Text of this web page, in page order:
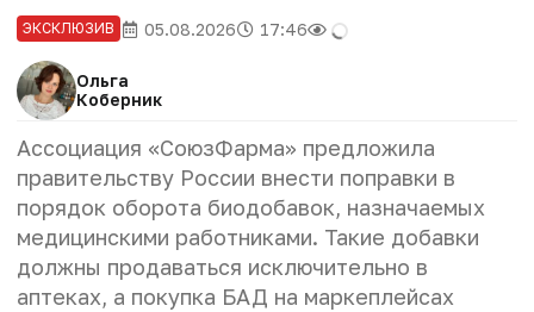
ЭКСКЛЮЗИВ 05.08.2026 17:46
Ольга
Коберник
Ассоциация «СоюзФарма» предложила
правительству России внести поправки в
порядок оборота биодобавок, назначаемых
медицинскими работниками. Такие добавки
должны продаваться исключительно в
аптеках, а покупка БАД на маркеплейсах